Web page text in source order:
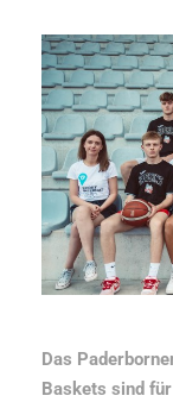
Das
Baskets sind